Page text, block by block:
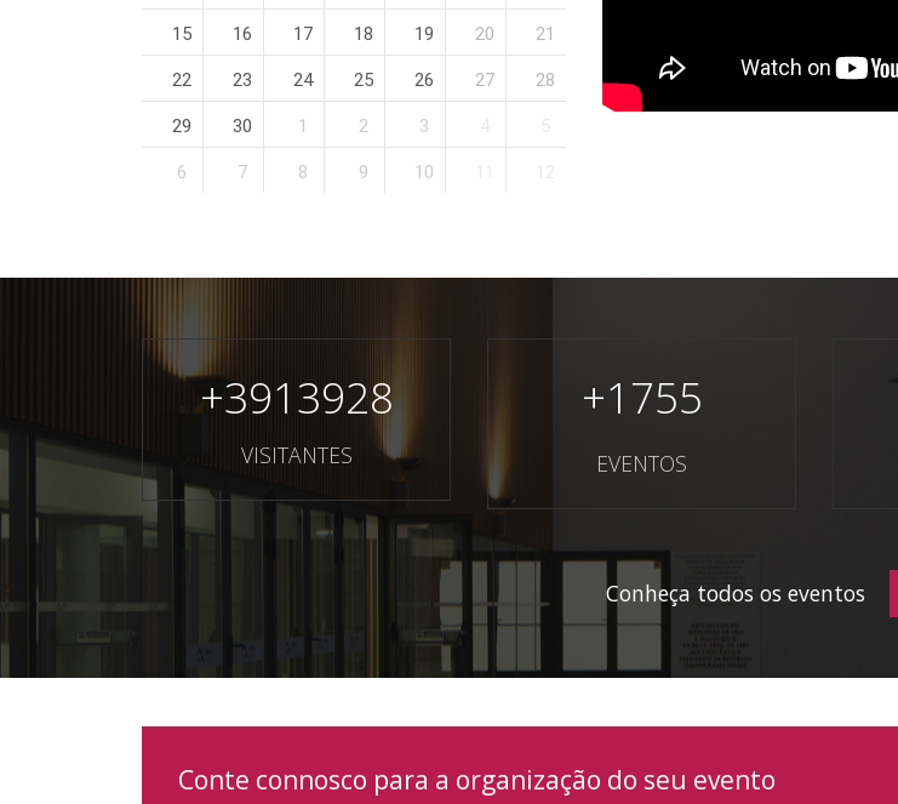
15 16 17 18 19 20 21
22 23 24 25 26 27 28
29 30 1 2 3
6 7 8 9 10
+3913928
VISITANTES
+1755
EVENTOS
Conheça todos os eventos
Conte connosco para a organização do seu evento